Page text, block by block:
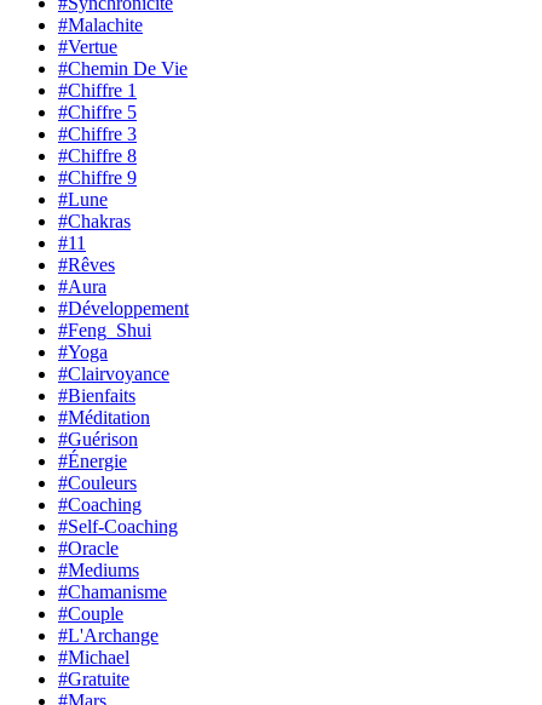
#Malachite
#Vertue
#Chemin De Vie
#Chiffre 1
#Chiffre 5
#Chiffre 3
#Chiffre 8
#Chiffre 9
#Lune
#Chakras
#11
#Rêves
#Aura
#Développement
#Feng_Shui
#Yoga
#Clairvoyance
#Bienfaits
#Méditation
#Guérison
#Énergie
#Couleurs
#Coaching
#Self-Coaching
#Oracle
#Mediums
#Chamanisme
#Couple
#L'Archange
#Michael
#Gratuite
#Mars